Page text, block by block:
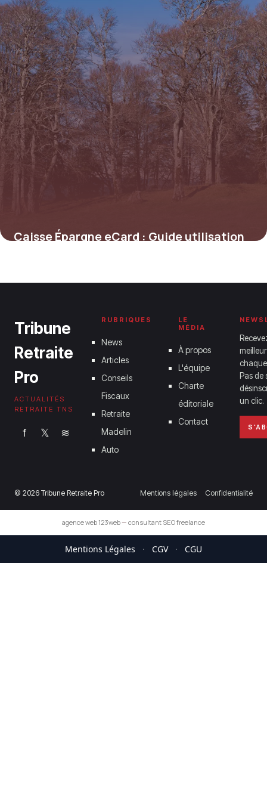
Caisse Épargne eCard : Guide utilisation
Tribune
Retraite
Pro
ACTUALITÉS
RETRAITE TNS
f 𝕏 ≋
RUBRIQUES
News
Articles
Conseils
Fiscaux
Retraite
Madelin
Auto
LE
MÉDIA
À propos
L'équipe
Charte
éditoriale
Contact
Pas de
un clic.
© 2026 Tribune Retraite Pro Mentions légales Confidentialité
agence web 123web— consultant SEO freelance
Mentions Légales · CGV · CGU